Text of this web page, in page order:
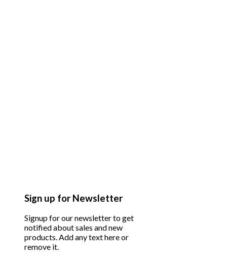
Sign up for Newsletter
Signup for our newsletter to get
notified about sales and new
products. Add any text here or
remove it.